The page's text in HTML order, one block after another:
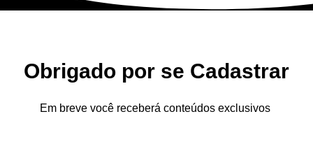
Obrigado por se Cadastrar
Em breve você receberá conteúdos exclusivos